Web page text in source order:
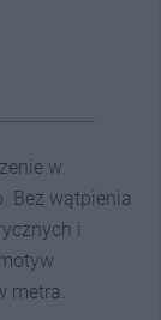
w
Bez wątpienia
i
metra.